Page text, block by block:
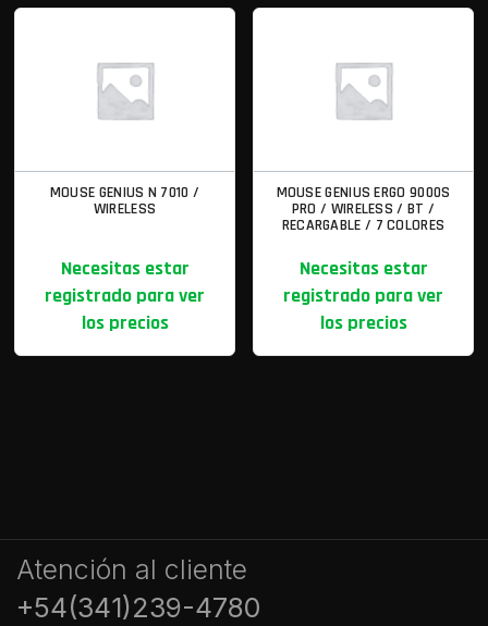
MOUSE GENIUS N 7010 /
WIRELESS
Necesitas estar
registrado para ver
los precios
MOUSE GENIUS ERGO 9000S
PRO / WIRELESS / BT /
RECARGABLE / 7 COLORES
Necesitas estar
registrado para ver
los precios
Atención al cliente
+54(341)239-4780